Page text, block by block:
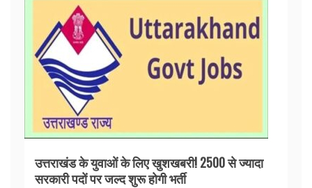
उत्तराखंड के युवाओं के लिए खुशखबरी! 2500 से ज्यादा
सरकारी पदों पर जल्द शुरू होगी भर्ती